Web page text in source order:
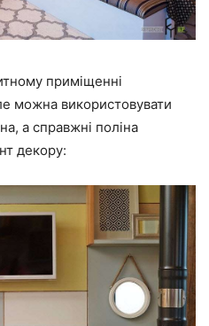
приміщенні
можна використовувати
а справжні поліна
декору: